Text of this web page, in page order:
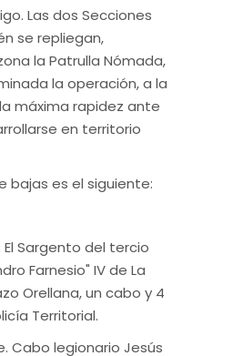
Las dos Secciones
se repliegan,
la Patrulla Nómada,
la operación, a la
máxima rapidez ante
en territorio
bajas es el siguiente:
El Sargento del tercio
Farnesio" IV de La
Orellana, un cabo y 4
Territorial.
Cabo legionario Jesús